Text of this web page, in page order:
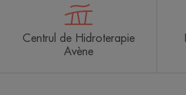
Centrul de Hidroterapie
Avène